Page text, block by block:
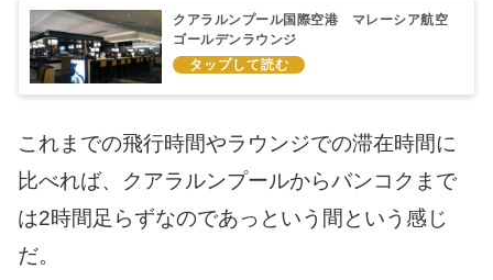
クアラルンプール国際空港 マレーシア航空
ゴールデンラウンジ
これまでの飛行時間やラウンジでの滞在時間に
比べれば、クアラルンプールからバンコクまで
は2時間足らずなのであっという間という感じ
だ。